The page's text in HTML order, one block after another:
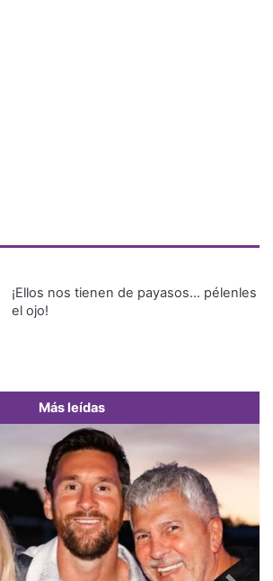
¡Ellos nos tienen de payasos… pélenles
el ojo!
Más leídas